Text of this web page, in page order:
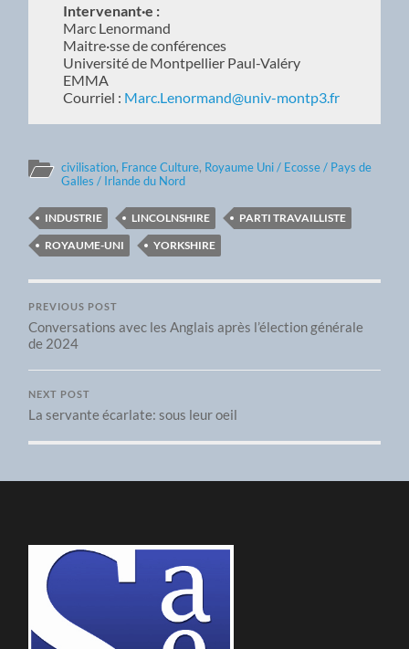
Intervenant·e :
Marc Lenormand
Maitre·sse de conférences
Université de Montpellier Paul-Valéry
EMMA
Courriel : Marc.Lenormand@univ-montp3.fr
civilisation, France Culture, Royaume Uni / Ecosse / Pays de
Galles / Irlande du Nord
INDUSTRIE LINCOLNSHIRE
PARTI TRAVAILLISTE
ROYAUME-UNI
YORKSHIRE
PREVIOUS POST
Conversations avec les Anglais après l’élection générale
de 2024
NEXT POST
La servante écarlate: sous leur oeil